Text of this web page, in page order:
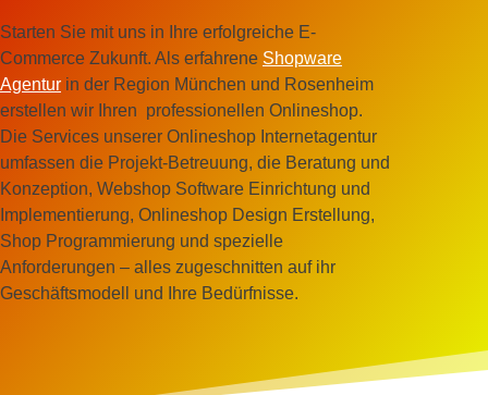
Starten Sie mit uns in Ihre erfolgreiche E-
Commerce Zukunft. Als erfahrene Shopware
Agentur in der Region München und Rosenheim
erstellen wir Ihren professionellen Onlineshop.
Die Services unserer Onlineshop Internetagentur
umfassen die Projekt-Betreuung, die Beratung und
Konzeption, Webshop Software Einrichtung und
Implementierung, Onlineshop Design Erstellung,
Shop Programmierung und spezielle
Anforderungen – alles zugeschnitten auf ihr
Geschäftsmodell und Ihre Bedürfnisse.